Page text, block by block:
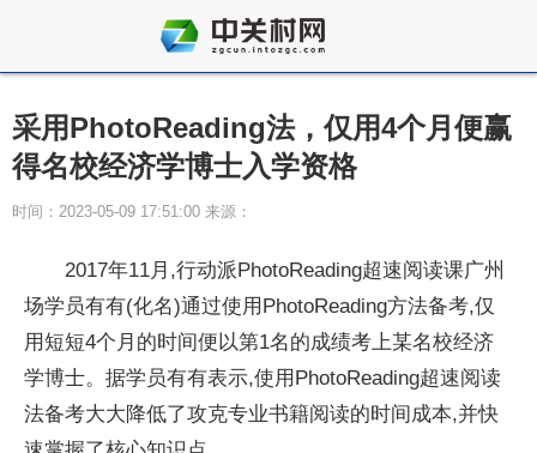
采用PhotoReading法，仅用4个月便赢
得名校经济学博士入学资格
时间：2023-05-09 17:51:00 来源：
2017年11月,行动派PhotoReading超速阅读课广州
场学员有有(化名)通过使用PhotoReading方法备考,仅
用短短4个月的时间便以第1名的成绩考上某名校经济
学博士。据学员有有表示,使用PhotoReading超速阅读
法备考大大降低了攻克专业书籍阅读的时间成本,并快